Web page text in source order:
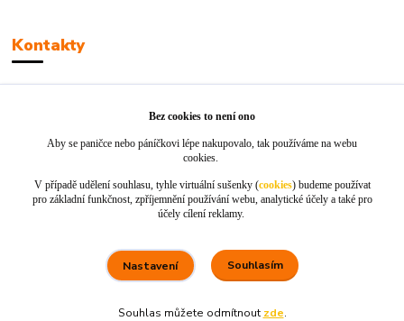
Kontakty
info@jackie-shop.cz
Vytvořeno na Eshop-rychle.cz
Bez cookies to není ono
Aby se paničce nebo páníčkovi lépe nakupovalo, tak používáme na webu
cookies.
V případě udělení souhlasu, tyhle virtuální sušenky (cookies) budeme používat
pro základní funkčnost, zpříjemnění používání webu, analytické účely a také pro
účely cílení reklamy.
Nastavení Souhlasím
Souhlas můžete odmítnout zde.
5. srpna 100 %★★★★★